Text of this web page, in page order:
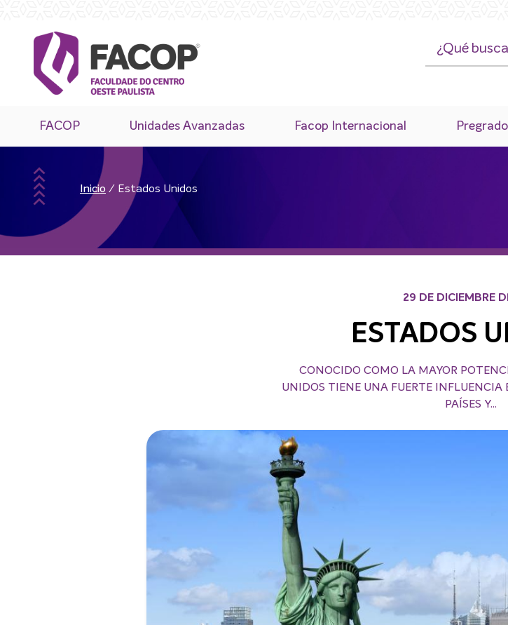
FACOP Unidades Avanzadas Facop Internacional Pregrado
Inicio / Estados Unidos
29 DE DICIEMBRE
ESTADOS
CONOCIDO COMO LA MAYOR
UNIDOS TIENE UNA FUERTE INFLUENCIA
PAÍSES Y...